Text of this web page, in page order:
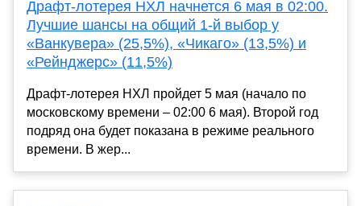
Драфт-лотерея НХЛ начнется 6 мая в 02:00.
Лучшие шансы на общий 1-й выбор у
«Ванкувера» (25,5%), «Чикаго» (13,5%) и
«Рейнджерс» (11,5%)
Драфт-лотерея НХЛ пройдет 5 мая (начало по
московскому времени – 02:00 6 мая). Второй год
подряд она будет показана в режиме реального
времени. В жер...